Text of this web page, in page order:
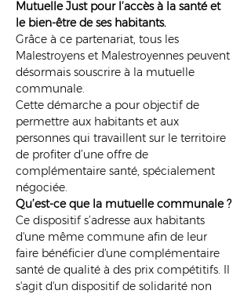
Mutuelle Just pour l’accès à la santé et
le bien-être de ses habitants.
Grâce à ce partenariat, tous les
Malestroyens et Malestroyennes peuvent
désormais souscrire à la mutuelle
communale.
Cette démarche a pour objectif de
permettre aux habitants et aux
personnes qui travaillent sur le territoire
de profiter d’une offre de
complémentaire santé, spécialement
négociée.
Qu’est-ce que la mutuelle communale ?
Ce dispositif s’adresse aux habitants
d'une même commune afin de leur
faire bénéficier d'une complémentaire
santé de qualité à des prix compétitifs. Il
s'agit d'un dispositif de solidarité non